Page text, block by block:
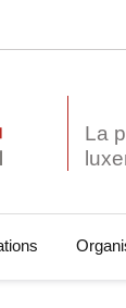
La